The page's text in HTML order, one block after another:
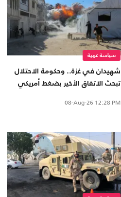
سياسة عربية
شهيدان في غزة.. وحكومة الاحتلال
تبحث الاتفاق الأخير بضغط أمريكي
08-Aug-26 12:28 PM